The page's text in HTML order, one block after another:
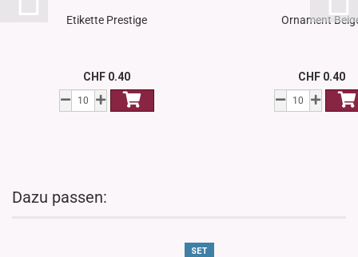
Etikette Prestige
CHF 0.40
Ornament
CHF 0.40
Dazu passen:
SET